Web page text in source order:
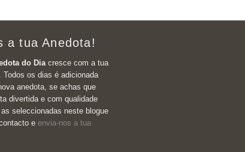
a tua Anedota!
do Diacresce com a tua
Todos os dias é adicionada
anedota, se achas que
divertida e com qualidade
seleccionadas neste blogue
e envia-nos a tua